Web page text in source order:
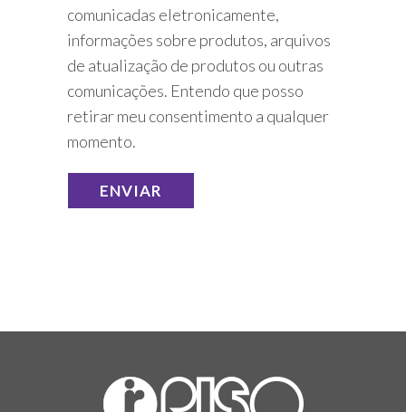
comunicadas eletronicamente,
informações sobre produtos, arquivos
de atualização de produtos ou outras
comunicações. Entendo que posso
retirar meu consentimento a qualquer
momento.